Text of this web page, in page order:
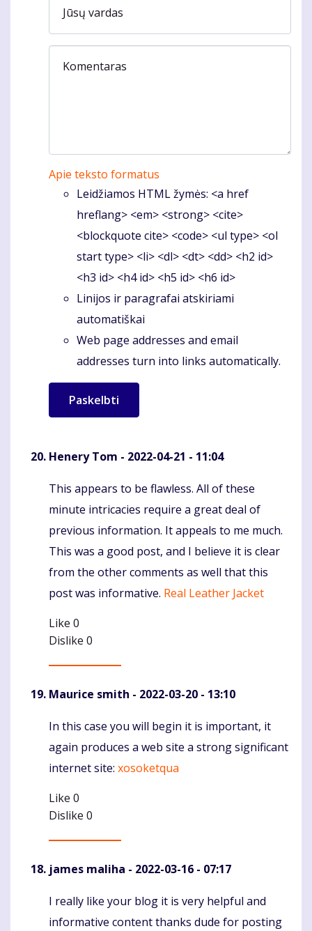
Jūsų vardas
Komentaras
Apie teksto formatus
Leidžiamos HTML žymės: <a href
hreflang> <em> <strong> <cite>
<blockquote cite> <code> <ul type> <ol
start type> <li> <dl> <dt> <dd> <h2 id>
<h3 id> <h4 id> <h5 id> <h6 id>
Linijos ir paragrafai atskiriami
automatiškai
Web page addresses and email
addresses turn into links automatically.
Henery Tom - 2022-04-21 - 11:04
Komentaras
This appears to be flawless. All of these
minute intricacies require a great deal of
previous information. It appeals to me much.
This was a good post, and I believe it is clear
from the other comments as well that this
post was informative. Real Leather Jacket
Like 0
Dislike 0
Maurice smith - 2022-03-20 - 13:10
Komentaras
In this case you will begin it is important, it
again produces a web site a strong significant
internet site: xosoketqua
Like 0
Dislike 0
james maliha - 2022-03-16 - 07:17
Komentaras
I really like your blog it is very helpful and
informative content thanks dude for posting